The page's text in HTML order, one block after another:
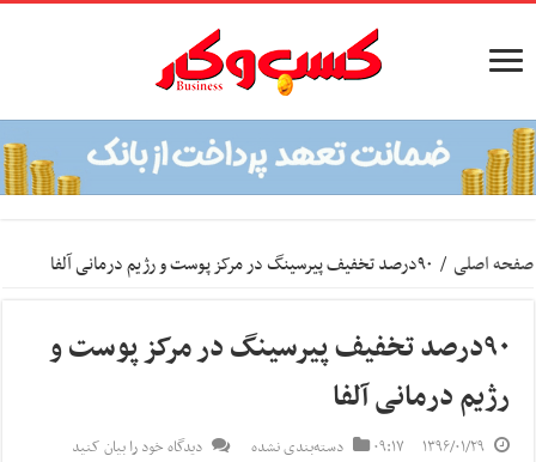
صفحه اصلی / ۹۰درصد تخفیف پیرسینگ در مرکز پوست و رژیم درمانی آلفا
۹۰درصد تخفیف پیرسینگ در مرکز پوست و
رژیم درمانی آلفا
۱۳۹۶/۰۱/۲۹ ۰۹:۱۷ دسته‌بندی نشده دیدگاه خود را بیان کنید